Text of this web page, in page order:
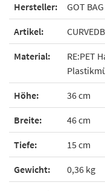
Hersteller: GOT BAG
Artikel:
Material:
RE:PET
Höhe: 36 cm
Breite: 46 cm
Tiefe: 15 cm
Gewicht: 0,36 kg